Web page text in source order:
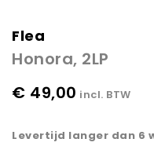
Flea
Honora, 2LP
€ 49,00 incl. BTW
Levertijd langer dan 6